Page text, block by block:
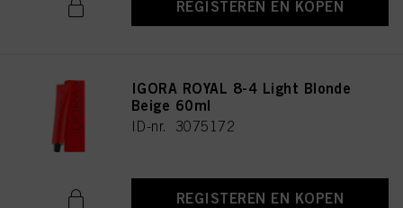
REGISTEREN EN KOPEN
IGORA ROYAL 8-4 Light Blonde
Beige 60ml
ID-nr. 3075172
REGISTEREN EN KOPEN